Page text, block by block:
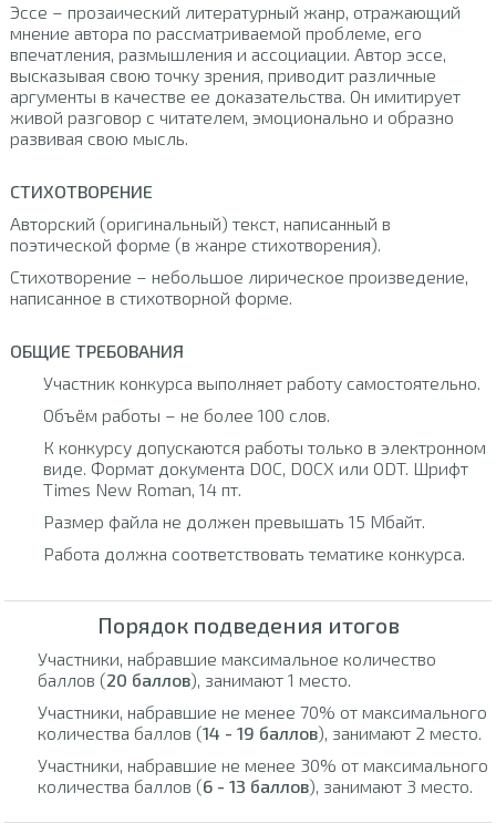
Эссе – прозаический литературный жанр, отражающий
мнение автора по рассматриваемой проблеме, его
впечатления, размышления и ассоциации. Автор эссе,
высказывая свою точку зрения, приводит различные
аргументы в качестве ее доказательства. Он имитирует
живой разговор с читателем, эмоционально и образно
развивая свою мысль.
СТИХОТВОРЕНИЕ
Авторский (оригинальный) текст, написанный в
поэтической форме (в жанре стихотворения).
Стихотворение – небольшое лирическое произведение,
написанное в стихотворной форме.
ОБЩИЕ ТРЕБОВАНИЯ
Участник конкурса выполняет работу самостоятельно.
Объём работы – не более 100 слов.
К конкурсу допускаются работы только в электронном
виде. Формат документа DOC, DOCX или ODT. Шрифт
Times New Roman, 14 пт.
Размер файла не должен превышать 15 Мбайт.
Работа должна соответствовать тематике конкурса.
Порядок подведения итогов
Участники, набравшие максимальное количество
баллов (20 баллов), занимают 1 место.
Участники, набравшие не менее 70% от максимального
количества баллов (14 - 19 баллов), занимают 2 место.
Участники, набравшие не менее 30% от максимального
количества баллов (6 - 13 баллов), занимают 3 место.